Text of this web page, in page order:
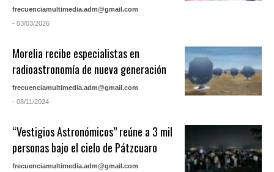
frecuenciamultimedia.adm@gmail.com
- 03/03/2026
Morelia recibe especialistas en
radioastronomía de nueva generación
frecuenciamultimedia.adm@gmail.com
- 08/11/2024
“Vestigios Astronómicos” reúne a 3 mil
personas bajo el cielo de Pátzcuaro
frecuenciamultimedia.adm@gmail.com